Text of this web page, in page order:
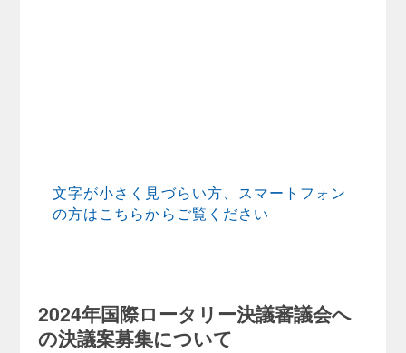
文字が小さく見づらい方、スマートフォン
の方はこちらからご覧ください
2024年国際ロータリー決議審議会へ
の決議案募集について